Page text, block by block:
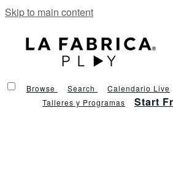
Skip to main content
Browse Search Calendario Live
Talleres y Programas
Start